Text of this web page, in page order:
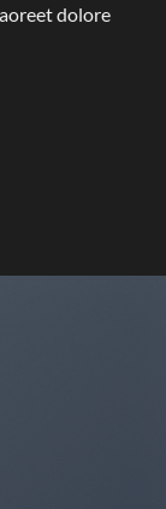
dolore